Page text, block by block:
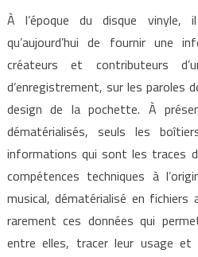
À l’époque du disque vinyle,
qu’aujourd’hui de fournir une
créateurs et contributeurs
d’enregistrement, sur les paroles
design de la pochette. À
dématérialisés, seuls les
informations qui sont les traces
compétences techniques à
musical, dématérialisé en
rarement ces données qui
entre elles, tracer leur usage et